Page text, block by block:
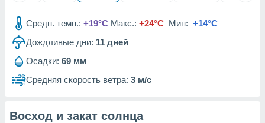
рекламы
Средн. темп.: +19°C Макс.: +24°C Мин: +14°C
Дождливые дни: 11 дней
Осадки: 69 мм
Средняя скорость ветра: 3 м/с
Восход и закат солнца